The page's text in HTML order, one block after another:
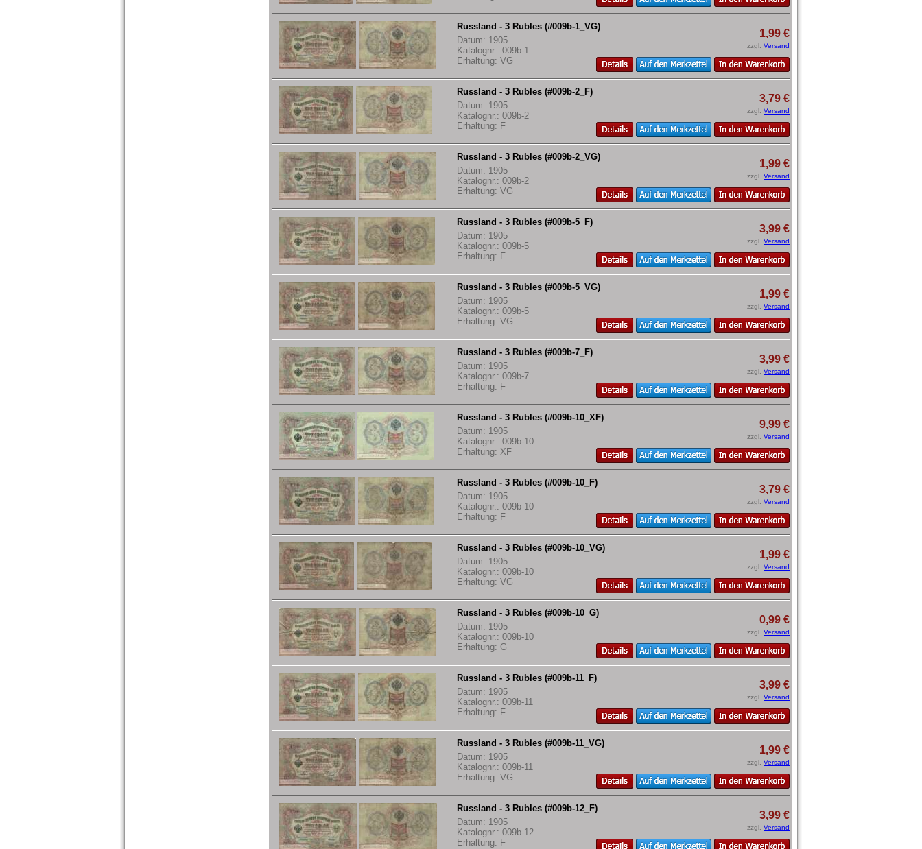
Russland - 3 Rubles (#009b-1_VG)
Datum: 1905
Katalognr.: 009b-1
Erhaltung: VG
1,99 €
zzgl. Versand
Russland - 3 Rubles (#009b-2_F)
Datum: 1905
Katalognr.: 009b-2
Erhaltung: F
3,79 €
zzgl. Versand
Russland - 3 Rubles (#009b-2_VG)
Datum: 1905
Katalognr.: 009b-2
Erhaltung: VG
1,99 €
zzgl. Versand
Russland - 3 Rubles (#009b-5_F)
Datum: 1905
Katalognr.: 009b-5
Erhaltung: F
3,99 €
zzgl. Versand
Russland - 3 Rubles (#009b-5_VG)
Datum: 1905
Katalognr.: 009b-5
Erhaltung: VG
1,99 €
zzgl. Versand
Russland - 3 Rubles (#009b-7_F)
Datum: 1905
Katalognr.: 009b-7
Erhaltung: F
3,99 €
zzgl. Versand
Russland - 3 Rubles (#009b-10_XF)
Datum: 1905
Katalognr.: 009b-10
Erhaltung: XF
9,99 €
zzgl. Versand
Russland - 3 Rubles (#009b-10_F)
Datum: 1905
Katalognr.: 009b-10
Erhaltung: F
3,79 €
zzgl. Versand
Russland - 3 Rubles (#009b-10_VG)
Datum: 1905
Katalognr.: 009b-10
Erhaltung: VG
1,99 €
zzgl. Versand
Russland - 3 Rubles (#009b-10_G)
Datum: 1905
Katalognr.: 009b-10
Erhaltung: G
0,99 €
zzgl. Versand
Russland - 3 Rubles (#009b-11_F)
Datum: 1905
Katalognr.: 009b-11
Erhaltung: F
3,99 €
zzgl. Versand
Russland - 3 Rubles (#009b-11_VG)
Datum: 1905
Katalognr.: 009b-11
Erhaltung: VG
1,99 €
zzgl. Versand
Russland - 3 Rubles (#009b-12_F)
Datum: 1905
Katalognr.: 009b-12
Erhaltung: F
3,99 €
zzgl. Versand